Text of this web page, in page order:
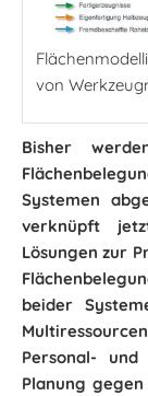
von
Bisher
Systemen
verknüpft
Lösungen zur
beider
Personal-
Planung